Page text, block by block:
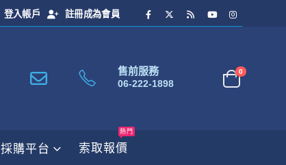
登入帳戶 註冊成為會員
售前服務
06-222-1898
0
採購平台 索取報價
熱門